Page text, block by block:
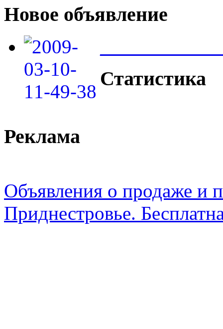
Новое объявление
Статистика
Реклама
Объявления о продаже и
Приднестровье.